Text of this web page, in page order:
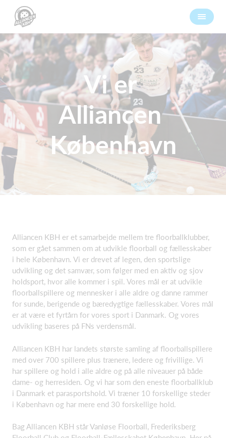
Vi er
Alliancen
København
Alliancen KBH er et samarbejde mellem tre floorballklubber,
som er gået sammen om at udvikle floorball og fællesskaber
i hele København. Vi er drevet af legen, den sportslige
udvikling og det samvær, som følger med en aktiv og sjov
holdsport, hvor alle kommer i spil. Vores mål er at udvikle
floorballspillere og mennesker i alle aldre og danne rammer
for sunde, berigende og bæredygtige fællesskaber. Vores mål
er at være et fyrtårn for vores sport i Danmark. Og vores
udvikling baseres på FNs verdensmål.
Alliancen KBH har landets største samling af floorballspillere
med over 700 spillere plus trænere, ledere og frivillige. Vi
har spillere og hold i alle aldre og på alle niveauer på både
dame- og herresiden. Og vi har som den eneste floorballklub
i Danmark et parasportshold. Vi træner 10 forskellige steder
i København og har mere end 30 forskellige hold.
Bag Alliancen KBH står Vanløse Floorball, Frederiksberg